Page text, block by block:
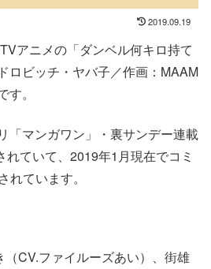
2019.09.19
アニメの「ダンベル何キロ持て
ロビッチ・ヤバ子／作画：MAAM
す。
「マンガワン」・裏サンデー連載
ていて、2019年1月現在でコミ
れています。
CV.ファイルーズあい）、街雄